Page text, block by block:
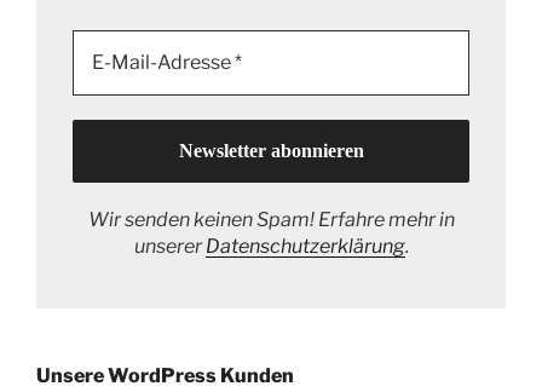
Wir senden keinen Spam! Erfahre mehr in
unsererDatenschutzerklärung.
Unsere WordPress Kunden